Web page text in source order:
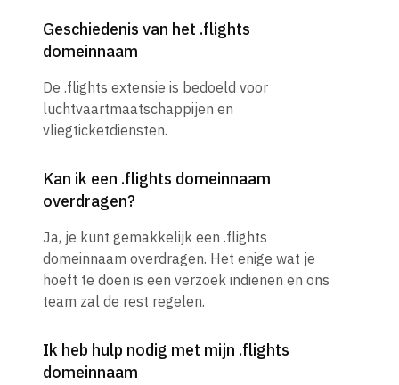
Geschiedenis van het .flights
domeinnaam
De .flights extensie is bedoeld voor
luchtvaartmaatschappijen en
vliegticketdiensten.
Kan ik een .flights domeinnaam
overdragen?
Ja, je kunt gemakkelijk een .flights
domeinnaam overdragen. Het enige wat je
hoeft te doen is een verzoek indienen en ons
team zal de rest regelen.
Ik heb hulp nodig met mijn .flights
domeinnaam